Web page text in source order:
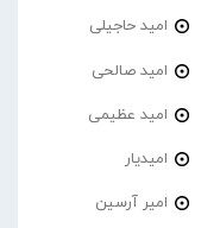
امید حاجیلی
امید صالحی
امید عظیمی
امیدیار
امیر آرسین